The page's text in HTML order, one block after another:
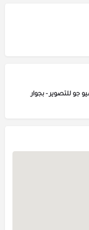
جو للتصوير - بجوار